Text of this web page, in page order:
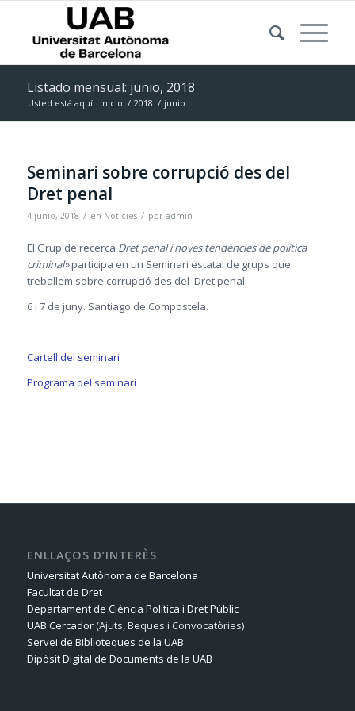
Listado mensual: junio, 2018
Usted está aquí: Inicio / 2018 / junio
Seminari sobre corrupció des del
Dret penal
4 junio, 2018 / en Notícies / por admin
El Grup de recerca Dret penal i noves tendències de política
criminal»participa en un Seminari estatal de grups que
treballem sobre corrupció des del Dret penal.
6 i 7 de juny. Santiago de Compostela.
Cartell del seminari
Programa del seminari
ENLLAÇOS D’INTERÈS
Universitat Autònoma de Barcelona
Facultat de Dret
Departament de Ciència Política i Dret Públic
UAB Cercador(Ajuts, Beques i Convocatòries)
Servei de Biblioteques de la UAB
Dipòsit Digital de Documents de la UAB